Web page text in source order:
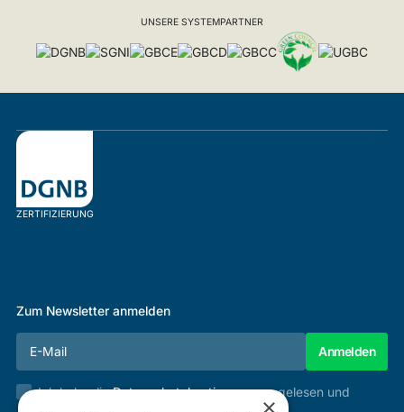
UNSERE SYSTEMPARTNER
ZERTIFIZIERUNG
Zum Newsletter anmelden
Ich habe dieDatenschutzbestimmungengelesen und